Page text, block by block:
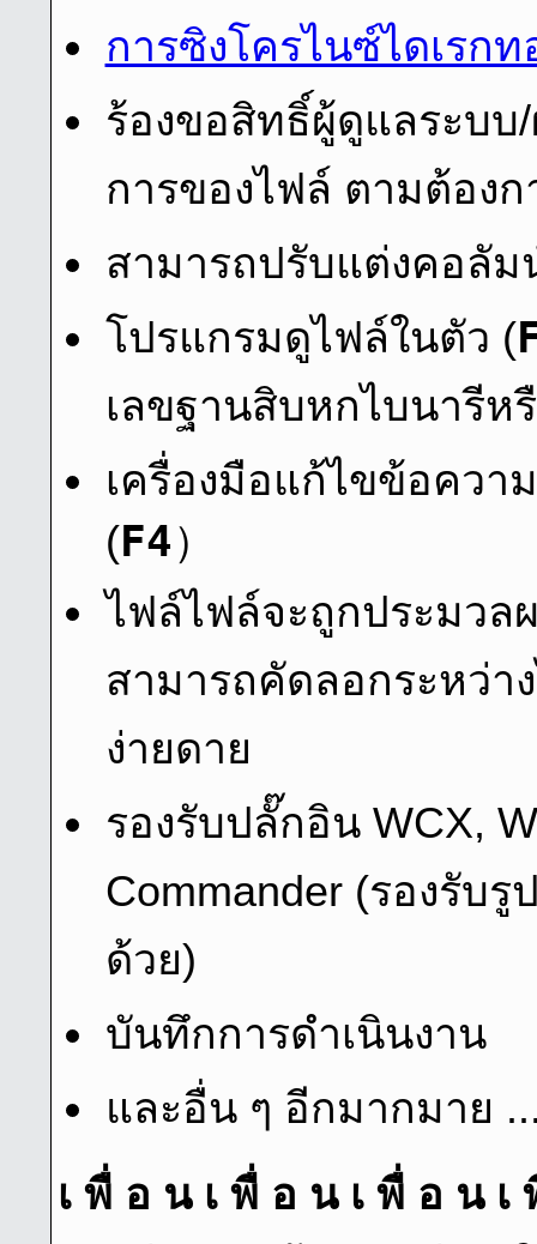
การซิงโครไนซ์ไดเรกท
ร้องขอสิทธิ์ผู้ดูแลระบบ
การของไฟล์ ตามต้องก
สามารถปรับแต่งคอลัม
โปรแกรมดูไฟล์ในตัว (
เลขฐานสิบหกไบนารีห
เครื่องมือแก้ไขข้อควา
(F4）
ไฟล์ไฟล์จะถูกประมวล
สามารถคัดลอกระหว่า
ง่ายดาย
รองรับปลั๊กอิน WCX,
Commander (รองรับ
ด้วย)
บันทึกการดําเนินงาน
และอื่น ๆ อีกมากมาย
เ พื่ อ น เ พื่ อ น เ พื่ อ น เ